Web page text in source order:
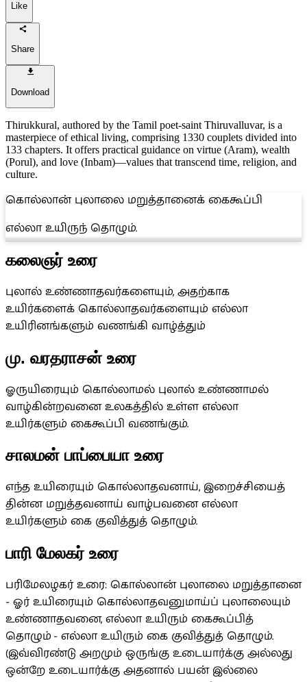
Like
Share
Download
Thirukkural, authored by the Tamil poet-saint Thiruvalluvar, is a
masterpiece of ethical living, comprising 1330 couplets divided into
133 chapters. It offers practical guidance on virtue (Aram), wealth
(Porul), and love (Inbam)—values that transcend time, religion, and
culture.
கொல்லான் புலாலை மறுத்தானைக் கைகூப்பி
எல்லா உயிருந் தொழும்.
கலைஞர் உரை
புலால் உண்ணாதவர்களையும், அதற்காக
உயிர்களைக் கொல்லாதவர்களையும் எல்லா
உயிரினங்களும் வணங்கி வாழ்த்தும்
மு. வரதராசன் உரை
ஓருயிரையும் கொல்லாமல் புலால் உண்ணாமல்
வாழ்கின்றவனை உலகத்தில் உள்ள எல்லா
உயிர்களும் கைகூப்பி வணங்கும்.
சாலமன் பாப்பையா உரை
எந்த உயிரையும் கொல்லாதவனாய், இறைச்சியைத்
தின்ன மறுத்தவனாய் வாழ்பவனை எல்லா
உயிர்களும் கை குவித்துத் தொழும்.
பாரி மேலகர் உரை
பரிமேலழகர் உரை: கொல்லான் புலாலை மறுத்தானை
- ஓர் உயிரையும் கொல்லாதவனுமாய்ப் புலாலையும்
உண்ணாதவனை, எல்லா உயிரும் கைகூப்பித்
தொழும் - எல்லா உயிரும் கை குவித்துத் தொழும்.
(இவ்விரண்டு அறமும் ஒருங்கு உடையார்க்கு அல்லது
ஒன்றே உடையார்க்கு அதனால் பயன் இல்லை